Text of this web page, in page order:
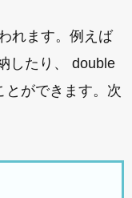
れます。例えば
したり、 double
とができます。次